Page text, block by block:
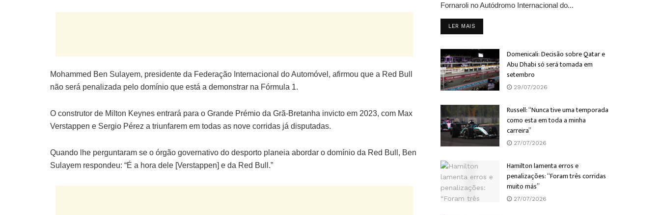
Mohammed Ben Sulayem, presidente da Federação Internacional do Automóvel, afirmou que a Red Bull
não será penalizada pelo domínio que está a demonstrar na Fórmula 1.
O construtor de Milton Keynes entrará para o Grande Prémio da Grã-Bretanha invicto em 2023, com Max
Verstappen e Sergio Pérez a triunfarem em todas as nove corridas já disputadas.
Quando lhe perguntaram se o órgão governativo do desporto planeia abordar o domínio da Red Bull, Ben
Sulayem respondeu: “É a hora dele [Verstappen] e da Red Bull.”
Fornaroli no Autódromo Internacional do...
LER MAIS
Domenicali: Decisão sobre Qatar e
Abu Dhabi só será tomada em
setembro
29/07/2026
Russell: “Nunca tive uma temporada
como esta em toda a minha
carreira”
27/07/2026
Hamilton lamenta erros e
penalizações: “Foram três corridas
muito más”
27/07/2026